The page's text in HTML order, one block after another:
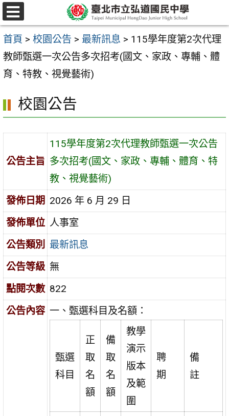
跳
至
主
要
內
區
選
單
首頁 > 校園公告 > 最新訊息 > 115學年度第2次代理
教師甄選一次公告多次招考(國文、家政、專輔、體
育、特教、視覺藝術)
校園公告
公告主旨
115學年度第2次代理教師甄選一次公告
多次招考(國文、家政、專輔、體育、特
教、視覺藝術)
發佈日期 2026 年 6 月 29 日
發佈單位 人事室
公告類別 最新訊息
公告等級 無
點閱次數 822
公告內容 一、甄選科目及名額：
甄選
科目
正
取
名
額
備
取
名
額
教學
演示
版本
及範
圍
聘
期
備
註